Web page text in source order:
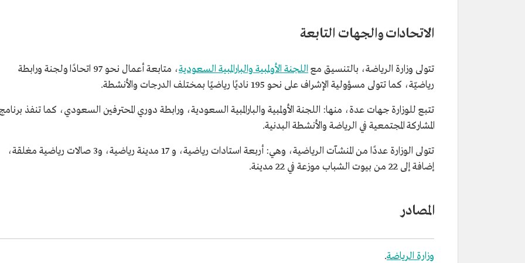
الاتحادات والجهات التابعة
تتولى وزارة الرياضة، بالتنسيق مع اللجنة الأولمبية والبارالمبية السعودية
، متابعة أعمال نحو 97 اتحادًا ولجنة ورابطة
رياضيّة، كما تتولى مسؤولية الإشراف على نحو 195 ناديًا رياضيًا بمختلف الدرجات والأنشطة.
تتبع للوزارة جهات عدة، منها: اللجنة الأولمبية والبارالمبية السعودية، ورابطة دوري المحترفين السعودي، كما تنفذ
المشاركة المجتمعية في الرياضة والأنشطة البدنية.
تتولى الوزارة عددًا من المنشآت الرياضية، وهي: أربعة استادات رياضية، و 17 مدينة رياضية، و3 صالات رياضية مغلقة،
إضافة إلى 22 من بيوت الشباب موزعة في 22 مدينة.
المصادر
وزارة الرياضة.